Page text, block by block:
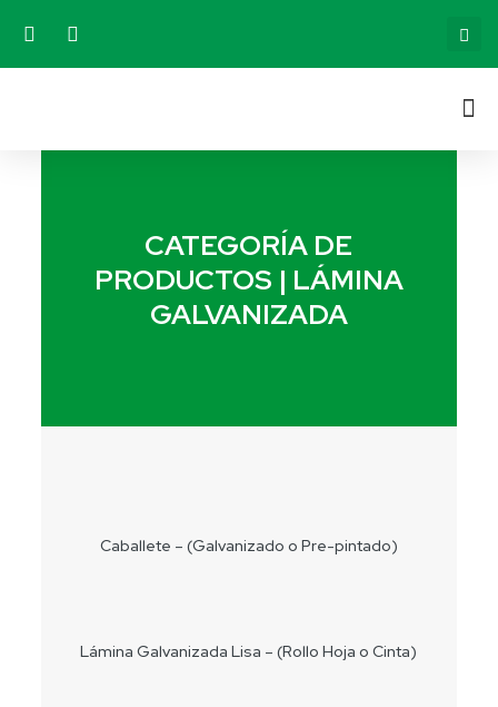
CATEGORÍA DE
PRODUCTOS | LÁMINA
GALVANIZADA
Caballete – (Galvanizado o Pre-pintado)
Lámina Galvanizada Lisa – (Rollo Hoja o Cinta)